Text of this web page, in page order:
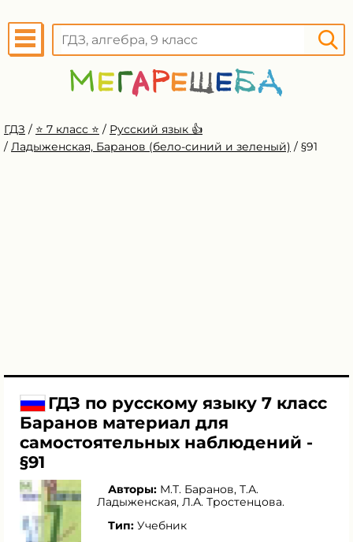
ГДЗ / ⭐️ 7 класс ⭐️ / Русский язык 👍
/ Ладыженская, Баранов (бело-синий и зеленый) / §91
ГДЗ по русскому языку 7 класс
Баранов материал для
самостоятельных наблюдений -
§91
Авторы: М.Т. Баранов, Т.А.
Ладыженская, Л.А. Тростенцова.
Тип: Учебник